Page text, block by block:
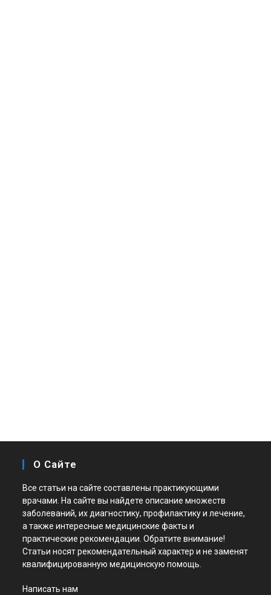
О Сайте
Все статьи на сайте составлены практикующими
врачами. На сайте вы найдете описание множеств
заболеваний, их диагностику, профилактику и лечение,
а также интересные медицинские факты и
практические рекомендации. Обратите внимание!
Статьи носят рекомендательный характер и не заменят
квалифицированную медицинскую помощь.
Написать нам